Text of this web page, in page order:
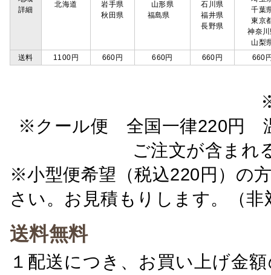
詳細
北海道
岩手県
秋田県
山形県
福島県
石川県
福井県
長野県
千葉
東京
神奈
山梨
送料
1100円 660円 660円 660円 660
※クール便 全国一律220円
ご注文が含ま
※小型便希望（税込220円）の
さい。お見積もりします。（非
送料無料
１配送につき、お買い上げ金